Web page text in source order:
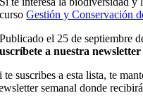
cursoGestión y Conservación
Publicado el 25 de septiembre
a nuestra
te suscribes a esta lista, te
semanal donde